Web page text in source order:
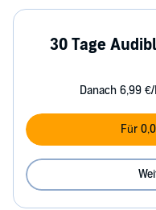
30 Tage
Danach 6,99
Für